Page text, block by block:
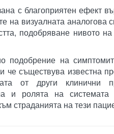
с благоприятен ефект
на визуалната аналогова
подобряване нивото
подобрение на
че съществува известна
от други клинични
и ролята на
страданията на тези